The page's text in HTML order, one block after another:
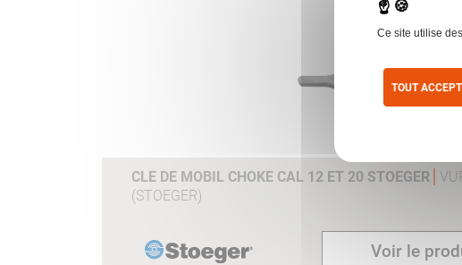
CLE DE MOBIL CHOKE CAL 12 ET 20 STOEGER
(STOEGER)
Voir le
Ce site utilise
TOUT